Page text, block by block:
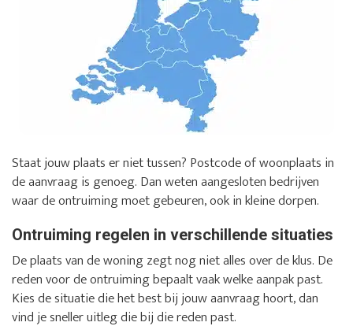
Staat jouw plaats er niet tussen? Postcode of woonplaats in
de aanvraag is genoeg. Dan weten aangesloten bedrijven
waar de ontruiming moet gebeuren, ook in kleine dorpen.
Ontruiming regelen in verschillende situaties
De plaats van de woning zegt nog niet alles over de klus. De
reden voor de ontruiming bepaalt vaak welke aanpak past.
Kies de situatie die het best bij jouw aanvraag hoort, dan
vind je sneller uitleg die bij die reden past.